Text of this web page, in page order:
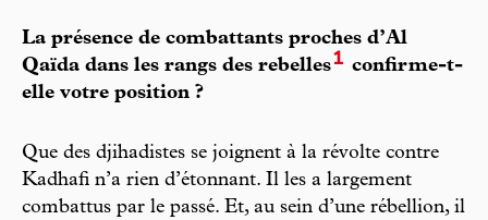
La présence de combattants proches d’Al
Qaïda dans les rangs des rebelles1 confirme-t-
elle votre position ?
Que des djihadistes se joignent à la révolte contre
Kadhafi n’a rien d’étonnant. Il les a largement
combattus par le passé. Et, au sein d’une rébellion, il